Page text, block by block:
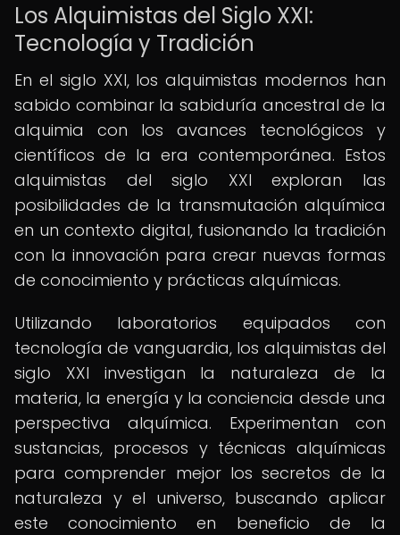
Los Alquimistas del Siglo XXI:
Tecnología y Tradición
En el siglo XXI, los alquimistas modernos han
sabido combinar la sabiduría ancestral de la
alquimia con los avances tecnológicos y
científicos de la era contemporánea. Estos
alquimistas del siglo XXI exploran las
posibilidades de la transmutación alquímica
en un contexto digital, fusionando la tradición
con la innovación para crear nuevas formas
de conocimiento y prácticas alquímicas.
Utilizando laboratorios equipados con
tecnología de vanguardia, los alquimistas del
siglo XXI investigan la naturaleza de la
materia, la energía y la conciencia desde una
perspectiva alquímica. Experimentan con
sustancias, procesos y técnicas alquímicas
para comprender mejor los secretos de la
naturaleza y el universo, buscando aplicar
este conocimiento en beneficio de la